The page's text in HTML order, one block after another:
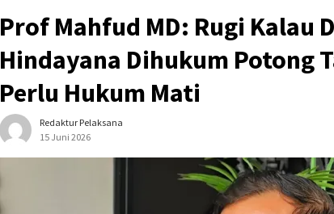
Prof Mahfud MD: Rugi Kalau
Hindayana Dihukum Potong
Perlu Hukum Mati
Redaktur Pelaksana
15 Juni 2026